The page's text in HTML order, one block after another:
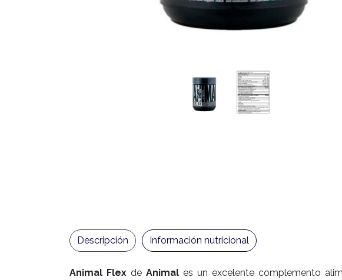
Animal Flex deAnimal es un excelente complemento
Descripción Información nutricional